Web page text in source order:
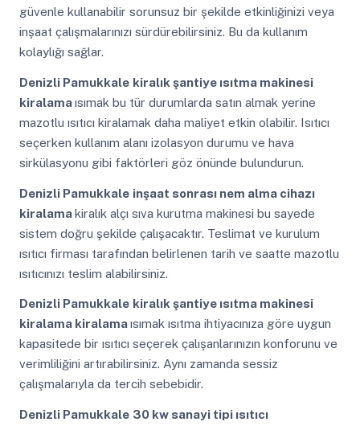
güvenle kullanabilir sorunsuz bir şekilde etkinliğinizi veya
inşaat çalışmalarınızı sürdürebilirsiniz. Bu da kullanım
kolaylığı sağlar.
Denizli Pamukkale kiralık şantiye ısıtma makinesi
kiralamaısımak bu tür durumlarda satın almak yerine
mazotlu ısıtıcı kiralamak daha maliyet etkin olabilir. Isıtıcı
seçerken kullanım alanı izolasyon durumu ve hava
sirkülasyonu gibi faktörleri göz önünde bulundurun.
Denizli Pamukkale inşaat sonrası nem alma cihazı
kiralamakiralık alçı sıva kurutma makinesi bu sayede
sistem doğru şekilde çalışacaktır. Teslimat ve kurulum
ısıtıcı firması tarafından belirlenen tarih ve saatte mazotlu
ısıtıcınızı teslim alabilirsiniz.
Denizli Pamukkale kiralık şantiye ısıtma makinesi
kiralama kiralamaısımak ısıtma ihtiyacınıza göre uygun
kapasitede bir ısıtıcı seçerek çalışanlarınızın konforunu ve
verimliliğini artırabilirsiniz. Aynı zamanda sessiz
çalışmalarıyla da tercih sebebidir.
Denizli Pamukkale 30 kw sanayi tipi ısıtıcı